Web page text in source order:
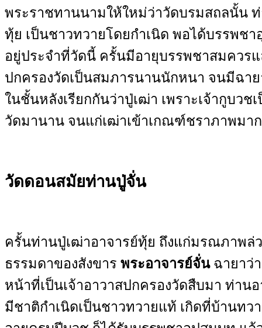
พระราชทานนามให้ใหม่ว่าวัดบรมสถลนั้น
ทุ้ย เป็นชาวทวายโดยกำเนิด พอได้บรรพช
อยู่ประจำที่วัดนี้ ครั้นมีอายุบรรพชาสมควร
ปกครองวัดเป็นสมภารนานนักหนา จนมีฉา
ในชั้นหลังเรียกกันว่าปู่เฒ่า เพราะเจ้ากูบวช
วัดมานาน จนแก่เฒ่าเข้าเกณฑ์ชราภาพมาก
วัดดอนสมัยท่านปู่จั่น
ครั้นท่านปู่เฒ่าอาจารย์ทุ้ย ถึงแก่มรณภาพล่
ธรรมดาของสังขาร พระอาจารย์จั่นฉายาว่
หน้าที่เป็นเจ้าอาวาสปกครองวัดสืบมา ท่าน
มีชาติกำเนิดเป็นชาวทวายแท้ เกิดที่บ้านทว